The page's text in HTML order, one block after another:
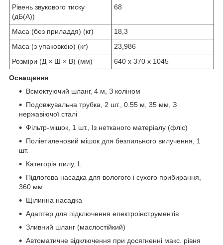
Рівень звукового тиску
(дБ(А))
68
Маса (без приладдя) (кг)
18,3
Маса (з упаковкою) (кг)
23,986
Розміри (Д × Ш × В) (мм)
640 x 370 x 1045
Оснащення
Всмоктуючий шланг, 4 м, З коліном
Подовжувальна трубка, 2 шт., 0.55 м, 35 мм, З
нержавіючої сталі
Фільтр-мішок, 1 шт., Із нетканого матеріалу (фліс)
Поліетиленовий мішок для безпильного вилучення, 1
шт.
Категорія пилу, L
Підлогова насадка для вологого і сухого прибирання,
360 мм
Щілинна насадка
Адаптер для підключення електроінструментів
Зливний шланг (маслостійкий)
Автоматичне відключення при досягненні макс. рівня